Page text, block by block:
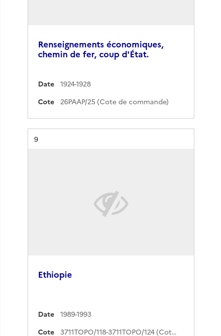
Renseignements économiques,
chemin de fer, coup d'État.
Date
1924-1928
Cote
26PAAP/25 (Cote de commande)
Résultat n°
9
Ethiopie
Date
1989-1993
Cote
3711TOPO/118-3711TOPO/124 (Cote de commande)